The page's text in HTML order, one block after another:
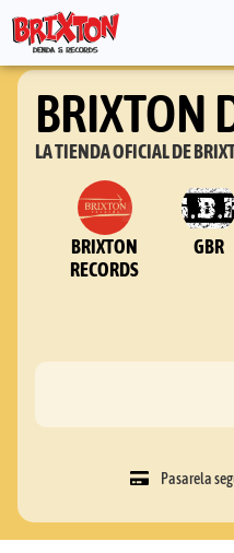
BRIXTON
LA TIENDA OFICIAL DE
BRIXTON
RECORDS
GBR
Pasarela